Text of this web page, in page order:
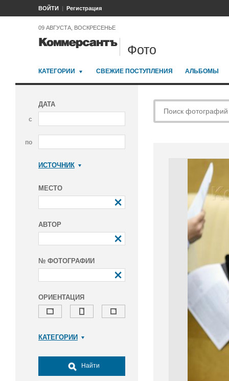
ВОЙТИ Регистрация
09 АВГУСТА, ВОСКРЕСЕНЬЕ
Фото
КАТЕГОРИИ СВЕЖИЕ ПОСТУПЛЕНИЯ АЛЬБОМЫ
ДАТА
с
по
ИСТОЧНИК
МЕСТО
АВТОР
№ ФОТОГРАФИИ
ОРИЕНТАЦИЯ
КАТЕГОРИИ
Досуг, туризм и отдых
Культура
Найти